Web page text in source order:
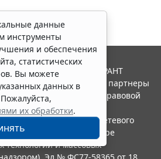
данные
инструменты
и обеспечения
статистических
Вы можете
данных в
их обработки.
2026. Система ГАРАНТ
Компания "Гарант" и ее партнеры
Российской ассоциации правовой
в качестве сетевого
по надзору в сфере
и массовых